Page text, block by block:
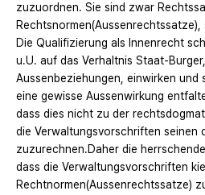
zuzuordnen. Sie sind zwar
Die Qualifizierung als Innenrecht
u.U. auf das Verhaltnis Staat-
Aussenbeziehungen, einwirken
eine gewisse Aussenwirkung
dass dies nicht zu der
die Verwaltungsvorschriften seinen
zuzurechnen.Daher die
dass die Verwaltungsvorschriften
Rechtnormen(Aussenrechtssatze)